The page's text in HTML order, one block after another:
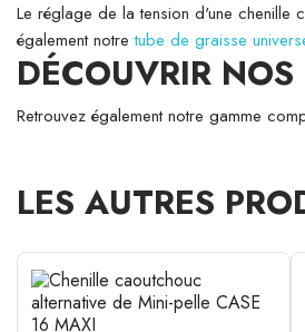
Le réglage de la tension d'une chenille
également notretube de graisse
DÉCOUVRIR
Retrouvez également notre gamme
LES AUTRES